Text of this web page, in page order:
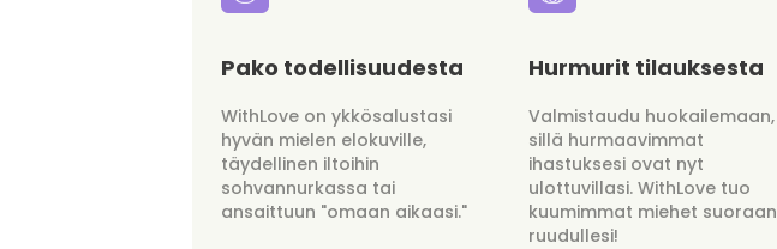
Pako todellisuudesta
WithLove on ykkösalustasi
hyvän mielen elokuville,
täydellinen iltoihin
sohvannurkassa tai
ansaittuun "omaan aikaasi."
Hurmurit tilauksesta
Valmistaudu huokailemaan,
sillä hurmaavimmat
ihastuksesi ovat nyt
ulottuvillasi. WithLove tuo
kuumimmat miehet suoraan
ruudullesi!